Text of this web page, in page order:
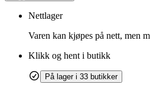
Nettlager
Varen kan kjøpes på nett, men
Klikk og hent i butikk
På lager i 33 butikker